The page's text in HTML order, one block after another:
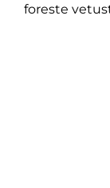
foreste